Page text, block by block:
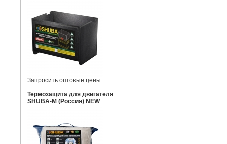
Запросить оптовые цены
Термозащита для двигателя
SHUBA-M (Россия) NEW